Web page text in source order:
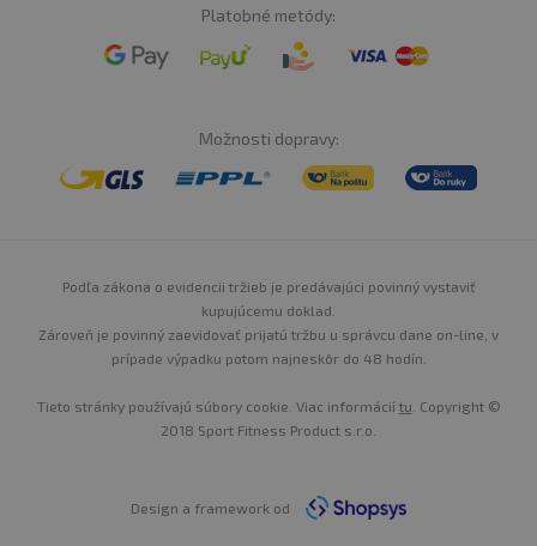
Platobné metódy:
Možnosti dopravy:
Podľa zákona o evidencii tržieb je predávajúci povinný vystaviť
kupujúcemu doklad.
Zároveň je povinný zaevidovať prijatú tržbu u správcu dane on-line, v
prípade výpadku potom najneskôr do 48 hodín.
Tieto stránky používajú súbory cookie. Viac informácií tu . Copyright ©
2018 Sport Fitness Product s.r.o.
Design a framework od